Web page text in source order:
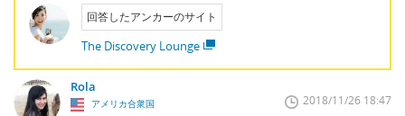
回答したアンカーのサイト
The Discovery Lounge
Rola
アメリカ合衆国 2018/11/26 18:47